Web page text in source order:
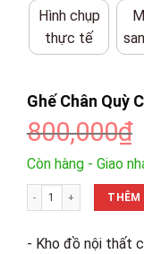
Hình chụp
thực tế
Ghế Chân Quỳ
800,000₫
Còn hàng - Giao
Ghế Chân Quỳ Cũ Bọc
THÊM
- Kho đồ nội thất